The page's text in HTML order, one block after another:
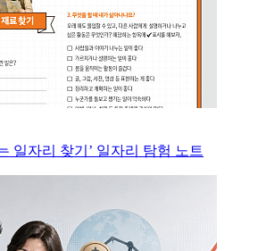
일자리 찾기’ 일자리 탐험 노트